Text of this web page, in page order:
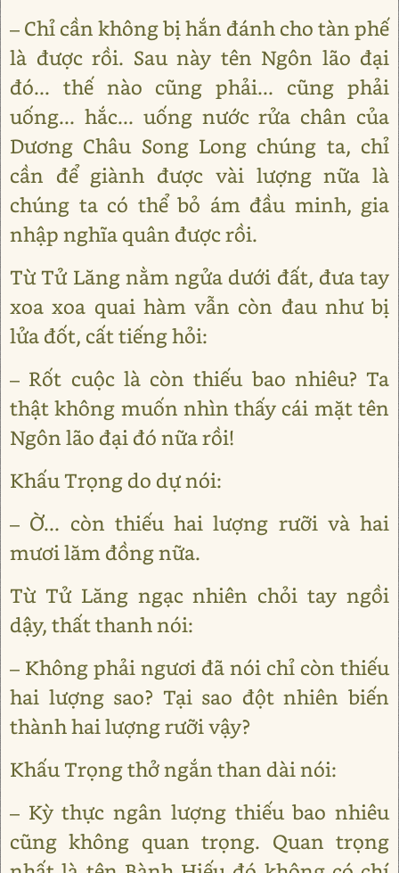
– Chỉ cần không bị hắn đánh cho tàn phế
là được rồi. Sau này tên Ngôn lão đại
đó... thế nào cũng phải... cũng phải
uống... hắc... uống nước rửa chân của
Dương Châu Song Long chúng ta, chỉ
cần để giành được vài lượng nữa là
chúng ta có thể bỏ ám đầu minh, gia
nhập nghĩa quân được rồi.
Từ Tử Lăng nằm ngửa dưới đất, đưa tay
xoa xoa quai hàm vẫn còn đau như bị
lửa đốt, cất tiếng hỏi:
– Rốt cuộc là còn thiếu bao nhiêu? Ta
thật không muốn nhìn thấy cái mặt tên
Ngôn lão đại đó nữa rồi!
Khấu Trọng do dự nói:
– Ờ... còn thiếu hai lượng rưỡi và hai
mươi lăm đồng nữa.
Từ Tử Lăng ngạc nhiên chỏi tay ngồi
dậy, thất thanh nói:
– Không phải ngươi đã nói chỉ còn thiếu
hai lượng sao? Tại sao đột nhiên biến
thành hai lượng rưỡi vậy?
Khấu Trọng thở ngắn than dài nói:
– Kỳ thực ngân lượng thiếu bao nhiêu
cũng không quan trọng. Quan trọng